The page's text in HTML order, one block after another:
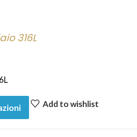
316L
Add to wishlist